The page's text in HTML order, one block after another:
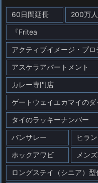
60日間延長 200万人
『Fritea
アクティブイメージ・プ
アスケラアパートメント
カレー専門店
ゲートウェイエカマイのダ
タイのラッキーナンバー
バンサレー ヒラ
ホックアワビ メン
ロングステイ（シニア）型